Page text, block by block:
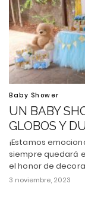
Baby Shower
UN BABY
GLOBOS Y
¡Estamos
siempre quedará
el honor de
3 noviembre, 2023